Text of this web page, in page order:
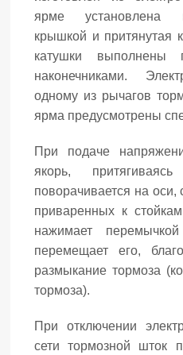
ярме установлена
крышкой и притянутая
катушки выполнены
наконечниками.
одному из рычагов
ярма предусмотрены
При подаче
якорь,
поворачивается на
приваренных к
нажимает
перемещает его,
размыкание тормоза
тормоза).
При отключении
сети тормозной шток